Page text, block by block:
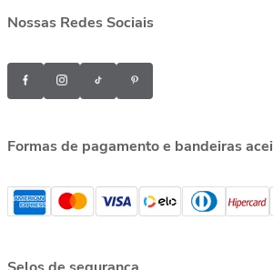
Nossas Redes Sociais
Formas de pagamento e bandeiras